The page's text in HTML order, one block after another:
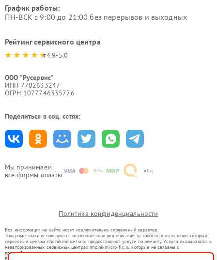
Мы принимаем
все формы оплаты
График работы:
ПН-ВСК с 9:00 до 21:00 без перерывов и выходных
Рейтинг сервисного центра
4.9-5.0
ООО "Русервис"
ИНН 7702633247
ОГРН 1077746335776
Поделиться в соц. сетях:
Политика конфиденциальности
Вся информация на сайте носит исключительно справочный характер.
Товарные знаки используются исключительно для описания устройств, в отношении которых
сервисные центры nhc.hikmicro-fix.ru предоставляют услуги по ремонту. Услуги оказываются в
неавторизованных сервисных центрах nhc.hikmicro-fix.ru, которые не связаны с
правообладателями товарных знаков или их официальными представителями.